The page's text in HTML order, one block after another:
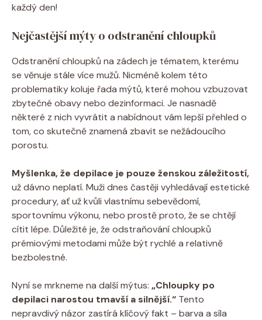
každý den!
Nejčastější mýty o odstranění chloupků
Odstranění chloupků na zádech je tématem, kterému
se věnuje stále více mužů. Nicméně kolem této
problematiky koluje řada mýtů, které mohou vzbuzovat
zbytečné obavy nebo dezinformaci. Je nasnadě
některé z nich vyvrátit a nabídnout vám lepší přehled o
tom, co skutečně znamená zbavit se nežádoucího
porostu.
Myšlenka, že depilace je pouze ženskou záležitostí,
už dávno neplatí. Muži dnes častěji vyhledávají estetické
procedury, ať už kvůli vlastnímu sebevědomí,
sportovnímu výkonu, nebo prostě proto, že se chtějí
cítit lépe. Důležité je, že odstraňování chloupků
prémiovými metodami může být rychlé a relativně
bezbolestné.
Nyní se mrkneme na další mýtus: „Chloupky po
depilaci narostou tmavší a silnější.“ Tento
nepravdivý názor zastírá klíčový fakt – barva a síla